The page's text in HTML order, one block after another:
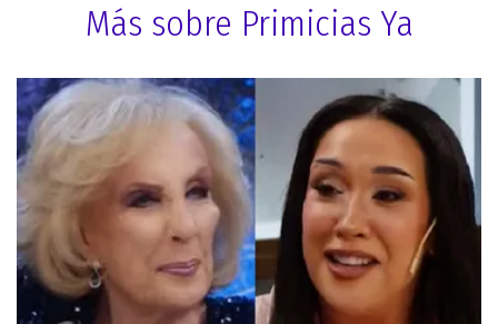
Más sobre Primicias Ya